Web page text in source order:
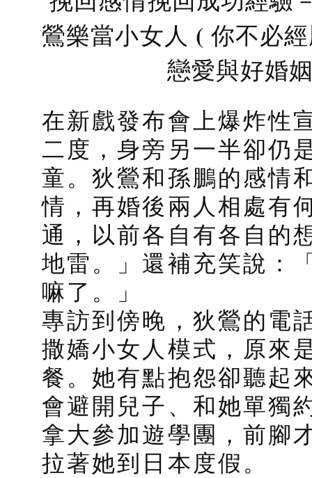
鶯樂當小女人 ( 你不必
戀愛與好婚
在新戲發布會上爆炸性
二度，身旁另一半卻仍
童。狄鶯和孫鵬的感情
情，再婚後兩人相處有
通，以前各自有各自的
地雷。」還補充笑說：
嘛了。」
專訪到傍晚，狄鶯的電
撒嬌小女人模式，原來
餐。她有點抱怨卻聽起
會避開兒子、和她單獨
拿大參加遊學團，前腳
拉著她到日本度假。